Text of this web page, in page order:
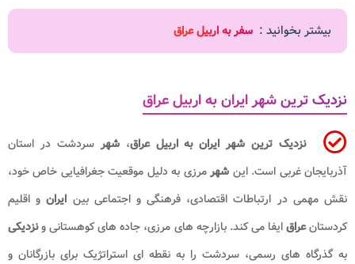
بیشتر بخوانید : سفر به اربیل عراق
نزدیک ترین شهر ایران به اربیل عراق
نزدیک ترین شهر ایران به اربیل عراق،شهرسردشت در استان
آذربایجان غربی است. این شهرمرزی به دلیل موقعیت جغرافیایی خاص خود،
نقش مهمی در ارتباطات اقتصادی، فرهنگی و اجتماعی بین ایران و اقلیم
کردستانعراقایفا می کند. بازارچه های مرزی، جاده های کوهستانی ونزدیکی
به گذرگاه های رسمی، سردشت را به نقطه ای استراتژیک برای بازرگانان و